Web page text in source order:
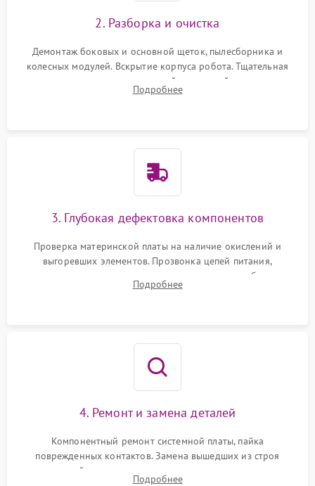
2. Разборка и очистка
Демонтаж боковых и основной щеток, пылесборника и
колесных модулей. Вскрытие корпуса робота. Тщательная
очистка внутренних полостей, шестерней и плат от
скопившейся пыли, волос и шерсти животных с
Подробнее
3. Глубокая дефектовка компонентов
Проверка материнской платы на наличие окислений и
выгоревших элементов. Прозвонка цепей питания,
тестирование приводных моторов колес и турбины
всасывания. Оценка состояния оптических и инфракрасных
Подробнее
4. Ремонт и замена деталей
Компонентный ремонт системной платы, пайка
поврежденных контактов. Замена вышедших из строя
двигателей, изношенного аккумулятора, неисправного
Подробнее